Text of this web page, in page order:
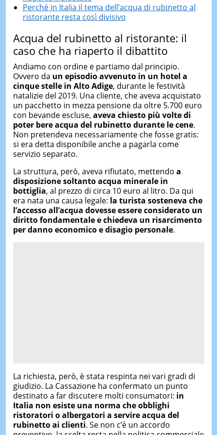
Perché in Italia il tema dell’acqua di rubinetto al
ristorante resta così divisivo
Acqua del rubinetto al ristorante: il
caso che ha riaperto il dibattito
Andiamo con ordine e partiamo dal principio.
Ovvero da un episodio avvenuto in un hotel a
cinque stelle in Alto Adige, durante le festività
natalizie del 2019. Una cliente, che aveva acquistato
un pacchetto in mezza pensione da oltre 5.700 euro
con bevande escluse, aveva chiesto più volte di
poter bere acqua del rubinetto durante le cene.
Non pretendeva necessariamente che fosse gratis:
si era detta disponibile anche a pagarla come
servizio separato.
La struttura, però, aveva rifiutato, mettendo a
disposizione soltanto acqua minerale in
bottiglia, al prezzo di circa 10 euro al litro. Da qui
era nata una causa legale: la turista sosteneva che
l’accesso all’acqua dovesse essere considerato un
diritto fondamentale e chiedeva un risarcimento
per danno economico e disagio personale.
La richiesta, però, è stata respinta nei vari gradi di
giudizio. La Cassazione ha confermato un punto
destinato a far discutere molti consumatori: in
Italia non esiste una norma che obblighi
ristoratori o albergatori a servire acqua del
rubinetto ai clienti. Se non c’è un accordo